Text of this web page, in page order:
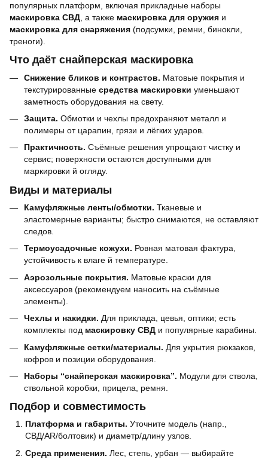
популярных платформ, включая прикладные наборы
маскировка СВД , а также маскировка для оружия и
маскировка для снаряжения (подсумки, ремни, бинокли,
треноги).
Что даёт снайперская маскировка
Снижение бликов и контрастов. Матовые покрытия и
текстурированные средства маскировки уменьшают
заметность оборудования на свету.
Защита. Обмотки и чехлы предохраняют металл и
полимеры от царапин, грязи и лёгких ударов.
Практичность. Съёмные решения упрощают чистку и
сервис; поверхности остаются доступными для
маркировки й огляду.
Виды и материалы
Камуфляжные ленты/обмотки. Тканевые и
эластомерные варианты; быстро снимаются, не оставляют
следов.
Термоусадочные кожухи. Ровная матовая фактура,
устойчивость к влаге й температуре.
Аэрозольные покрытия. Матовые краски для
аксессуаров (рекомендуем наносить на съёмные
элементы).
Чехлы и накидки. Для приклада, цевья, оптики; есть
комплекты под маскировку СВД и популярные карабины.
Камуфляжные сетки/материалы. Для укрытия рюкзаков,
кофров и позиции оборудования.
Наборы “снайперская маскировка”. Модули для ствола,
ствольной коробки, прицела, ремня.
Подбор и совместимость
Платформа и габариты. Уточните модель (напр.,
СВД/AR/болтовик) и диаметр/длину узлов.
Среда применения. Лес, степь, урбан — выбирайте